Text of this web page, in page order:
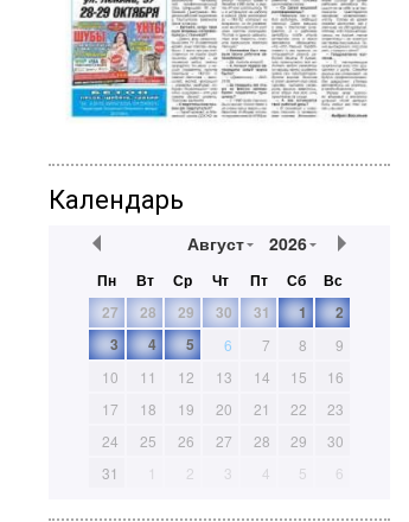
Календарь
Август 2026
Пн Вт Ср Чт Пт Сб
Вс
27
28 29 30 31 1
2
3
4 5 6 7 8
9
10
11 12 13 14 15
16
17
18 19 20 21 22
23
24
25 26 27 28 29
30
31
1 2 3 4 5 6